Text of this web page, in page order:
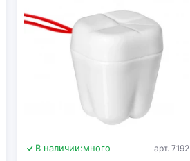
В наличии:много арт. 7192